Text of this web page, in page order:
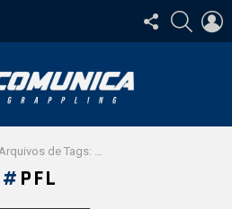
SIGA-
NOS
de Tags: PFL
PFL